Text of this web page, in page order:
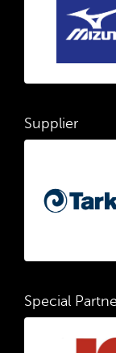
Supplier
Special